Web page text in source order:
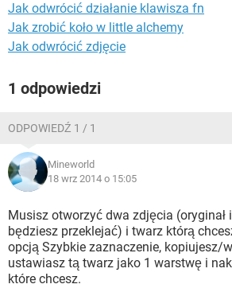
Jak odwrócić działanie klawisza fn
Jak zrobić koło w little alchemy
Jak odwrócić zdjęcie
1 odpowiedzi
ODPOWIEDŹ 1 / 1
Mineworld
18 wrz 2014 o 15:05
Musisz otworzyć dwa zdjęcia (oryginał
będziesz przeklejać) i twarz którą
opcją Szybkie zaznaczenie, kopiujesz/
ustawiasz tą twarz jako 1 warstwę i
które chcesz.